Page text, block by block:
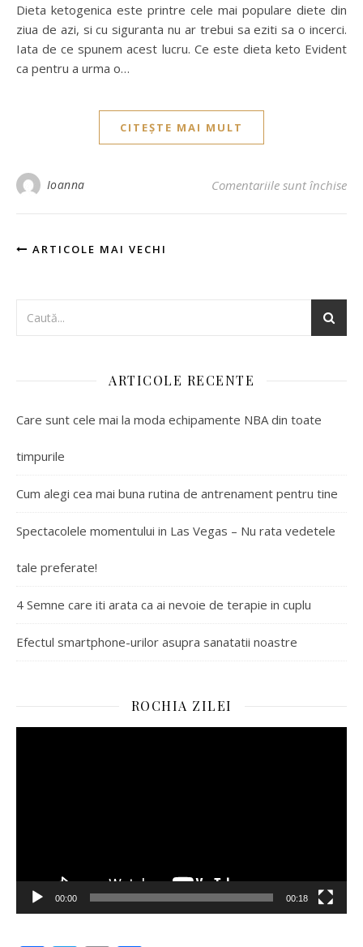
Dieta ketogenica este printre cele mai populare diete din
ziua de azi, si cu siguranta nu ar trebui sa eziti sa o incerci.
Iata de ce spunem acest lucru. Ce este dieta keto Evident
ca pentru a urma o…
CITEȘTE MAI MULT
Ioanna Comentariile sunt închise
ARTICOLE MAI VECHI
ARTICOLE RECENTE
Care sunt cele mai la moda echipamente NBA din toate
timpurile
Cum alegi cea mai buna rutina de antrenament pentru tine
Spectacolele momentului in Las Vegas – Nu rata vedetele
tale preferate!
4 Semne care iti arata ca ai nevoie de terapie in cuplu
Efectul smartphone-urilor asupra sanatatii noastre
ROCHIA ZILEI
00:00 00:18